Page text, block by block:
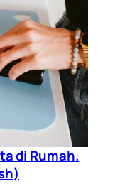
di Rumah.